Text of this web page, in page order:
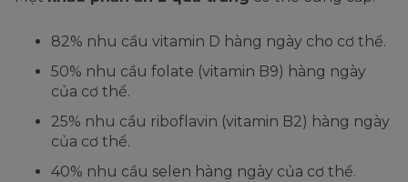
82% nhu cầu vitamin D hàng ngày cho cơ thể.
50% nhu cầu folate (vitamin B9) hàng ngày
của cơ thể.
25% nhu cầu riboflavin (vitamin B2) hàng ngày
của cơ thể.
40% nhu cầu selen hàng ngày của cơ thể.